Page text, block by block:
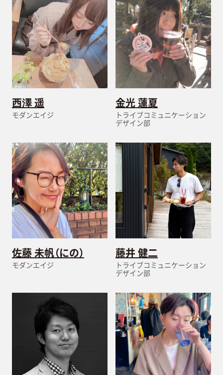
西澤 遥
モダンエイジ
金光 蓮夏
トライブコミュニケーション
デザイン部
佐藤 未帆（にの）
モダンエイジ
藤井 健二
トライブコミュニケーション
デザイン部